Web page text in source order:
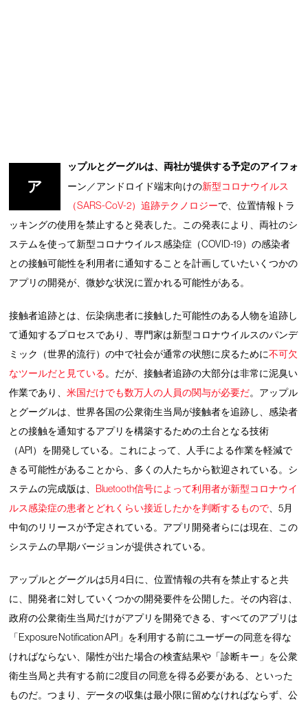
ア
ップルとグーグルは、両社が提供する予定のアイフォ
ーン／アンドロイド端末向けの新型コロナウイルス
（SARS-CoV-2）追跡テクノロジーで、位置情報トラ
ッキングの使用を禁止すると発表した。この発表により、両社のシ
ステムを使って新型コロナウイルス感染症（COVID-19）の感染者
との接触可能性を利用者に通知することを計画していたいくつかの
アプリの開発が、微妙な状況に置かれる可能性がある。
接触者追跡とは、伝染病患者に接触した可能性のある人物を追跡し
て通知するプロセスであり、専門家は新型コロナウイルスのパンデ
ミック（世界的流行）の中で社会が通常の状態に戻るために不可欠
なツールだと見ている。だが、接触者追跡の大部分は非常に泥臭い
作業であり、米国だけでも数万人の人員の関与が必要だ。アップル
とグーグルは、世界各国の公衆衛生当局が接触者を追跡し、感染者
との接触を通知するアプリを構築するための土台となる技術
（API）を開発している。これによって、人手による作業を軽減で
きる可能性があることから、多くの人たちから歓迎されている。シ
ステムの完成版は、 Bluetooth信号によって利用者が新型コロナウイ
ルス感染症の患者とどれくらい接近したかを判断するもので 、5月
中旬のリリースが予定されている。アプリ開発者らには現在、この
システムの早期バージョンが提供されている。
アップルとグーグルは5月4日に、位置情報の共有を禁止すると共
に、開発者に対していくつかの開発要件を公開した。その内容は、
政府の公衆衛生当局だけがアプリを開発できる、すべてのアプリは
「Exposure Notification API」を利用する前にユーザーの同意を得な
ければならない、陽性が出た場合の検査結果や「診断キー」を公衆
衛生当局と共有する前に2度目の同意を得る必要がある、といった
ものだ。つまり、データの収集は最小限に留めなければならず、公